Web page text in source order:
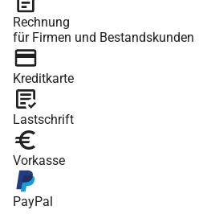
Rechnung
für Firmen und Bestandskunden
Kreditkarte
Lastschrift
Vorkasse
PayPal